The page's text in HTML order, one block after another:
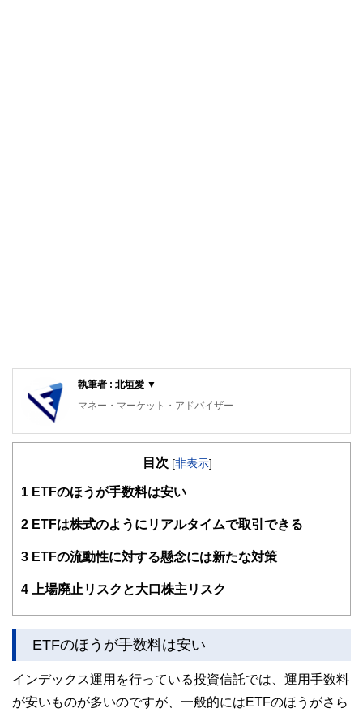
執筆者 : 北垣愛 ▼
マネー・マーケット・アドバイザー
証券アナリスト、FP１級技能士、宅地建物取引士資格試験
国内外の金融機関で、マーケットに関わる仕事に長らく従
現在は資産運用のコンサルタントを行いながら、マーケット
http://marketoinfo.fun/
目次 [非表示]
1 ETFのほうが手数料は安い
2 ETFは株式のようにリアルタイムで取引できる
3 ETFの流動性に対する懸念には新たな対策
4 上場廃止リスクと大口株主リスク
ETFのほうが手数料は安い
インデックス運用を行っている投資信託では、運用手数料
が安いものが多いのですが、一般的にはETFのほうがさら